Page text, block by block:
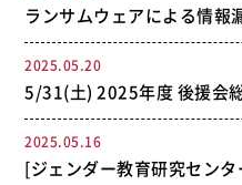
ランサムウェアによる情報
2025.05.20
5/31(土) 2025年度 後援会
2025.05.16
[ジェンダー教育研究セン